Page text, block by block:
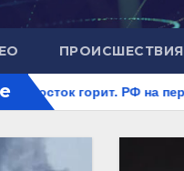
ПРОИСШЕСТВИЯ
на перекрестке рисков.